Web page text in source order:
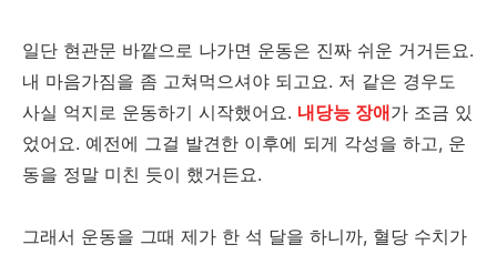
일단 현관문 바깥으로 나가면 운동은 진짜 쉬운 거거든요.
내 마음가짐을 좀 고쳐먹으셔야 되고요. 저 같은 경우도
사실 억지로 운동하기 시작했어요. 내당능 장애가 조금 있
었어요. 예전에 그걸 발견한 이후에 되게 각성을 하고, 운
동을 정말 미친 듯이 했거든요.
그래서 운동을 그때 제가 한 석 달을 하니까, 혈당 수치가